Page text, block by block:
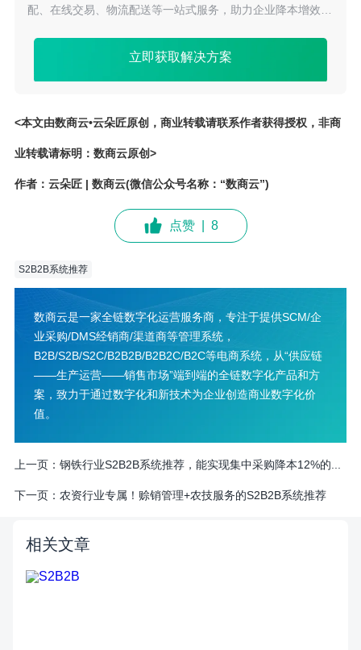
配、在线交易、物流配送等一站式服务，助力企业降本增效、
立即获取解决方案
<本文由数商云•云朵匠原创，商业转载请联系作者获得授权，非商
业转载请标明：数商云原创>
作者：云朵匠 | 数商云(微信公众号名称：“数商云”)
点赞 8
S2B2B系统推荐
数商云是一家全链数字化运营服务商，专注于提供SCM/企
业采购/DMS经销商/渠道商等管理系统，
B2B/S2B/S2C/B2B2B/B2B2C/B2C等电商系统，从“供应链
——生产运营——销售市场”端到端的全链数字化产品和方
案，致力于通过数字化和新技术为企业创造商业数字化价
值。
上一页： 钢铁行业S2B2B系统推荐，能实现集中采购降本12%的...
下一页： 农资行业专属！赊销管理+农技服务的S2B2B系统推荐
相关文章